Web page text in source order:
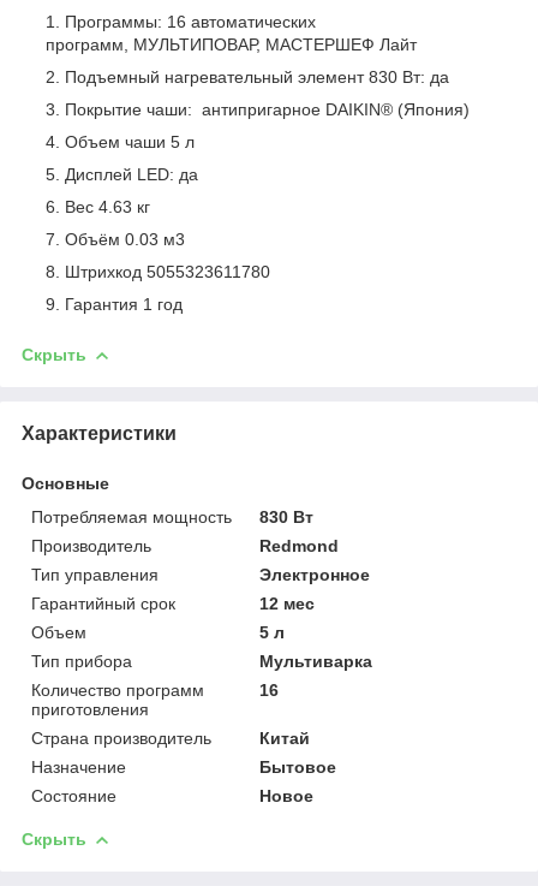
Программы: 16 автоматических
программ, МУЛЬТИПОВАР, МАСТЕРШЕФ Лайт
Подъемный нагревательный элемент 830 Вт: да
Покрытие чаши: антипригарное DAIKIN® (Япония)
Объем чаши 5 л
Дисплей LED: да
Вес 4.63 кг
Объём 0.03 м3
Штрихкод 5055323611780
Гарантия 1 год
Скрыть
Характеристики
Основные
Потребляемая мощность
830 Вт
Производитель
Redmond
Тип управления
Электронное
Гарантийный срок
12 мес
Объем
5 л
Тип прибора
Мультиварка
Количество программ
приготовления
16
Страна производитель
Китай
Назначение
Бытовое
Состояние
Новое
Скрыть